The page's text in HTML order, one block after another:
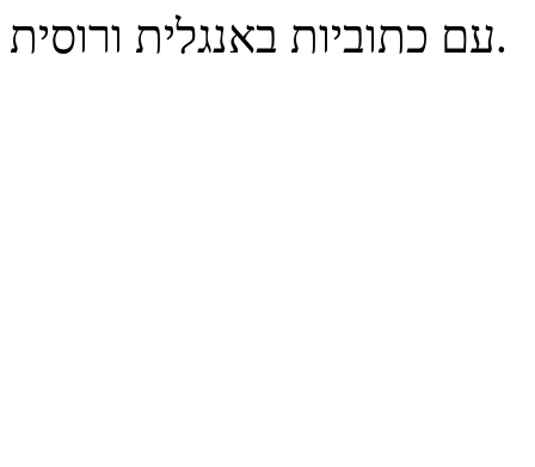
עם כתוביות באנגלית ורוסית.